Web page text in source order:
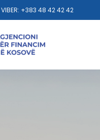
VIBER: +383 48 42 42 42